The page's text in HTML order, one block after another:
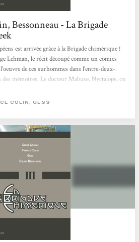
Bessonneau - La Brigade
est arrivée grâce à la Brigade chimérique !
Lehman, le récit découpé comme un comics
de ces surhommes dans l'entre-deux-
mémoires. Le docteur Mabuse, Nyctalope, ou
l'aventure est une immanquable
COLIN, GESS